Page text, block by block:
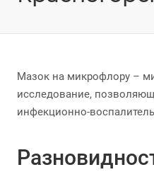
Мазок на микрофлору –
исследование,
инфекционно-